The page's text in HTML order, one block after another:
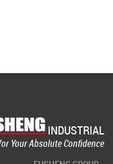
INDUSTRIAL
Your Absolute Confidence